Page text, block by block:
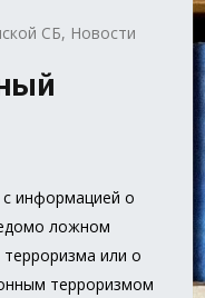
СБ, Новости
информацией о
ложном
или о
терроризмом